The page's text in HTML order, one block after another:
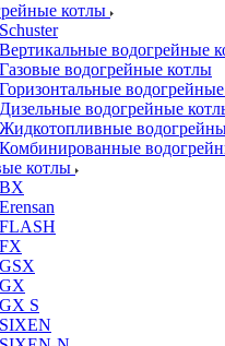
котлы
Schuster
Вертикальные водогрейные
Газовые водогрейные котлы
Горизонтальные
Дизельные водогрейные
Жидкотопливные
Комбинированные
котлы
BX
Erensan
FLASH
FX
GSX
GX
GX S
SIXEN